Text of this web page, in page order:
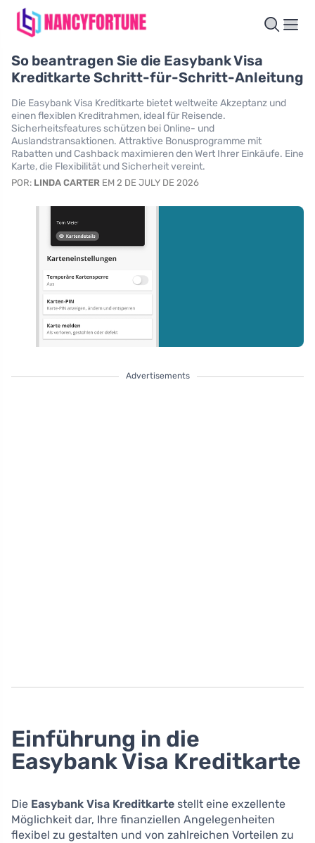
So beantragen Sie die Easybank Visa
Kreditkarte Schritt-für-Schritt-Anleitung
Die Easybank Visa Kreditkarte bietet weltweite Akzeptanz und
einen flexiblen Kreditrahmen, ideal für Reisende.
Sicherheitsfeatures schützen bei Online- und
Auslandstransaktionen. Attraktive Bonusprogramme mit
Rabatten und Cashback maximieren den Wert Ihrer Einkäufe. Eine
Karte, die Flexibilität und Sicherheit vereint.
POR: LINDA CARTER EM 2 DE JULY DE 2026
Advertisements
Einführung in die
Easybank Visa Kreditkarte
Die Easybank Visa Kreditkarte stellt eine exzellente
Möglichkeit dar, Ihre finanziellen Angelegenheiten
flexibel zu gestalten und von zahlreichen Vorteilen zu